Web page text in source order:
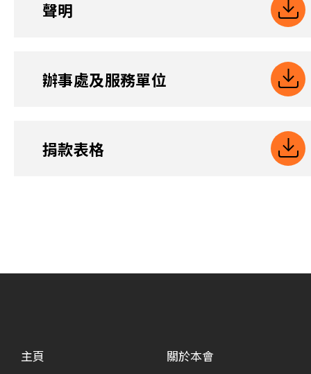
聲明
辦事處及服務單位
捐款表格
主頁 關於本會